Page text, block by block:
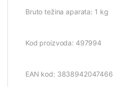
Bruto težina aparata: 1 kg
Kod proizvoda: 497994
EAN kod: 3838942047466